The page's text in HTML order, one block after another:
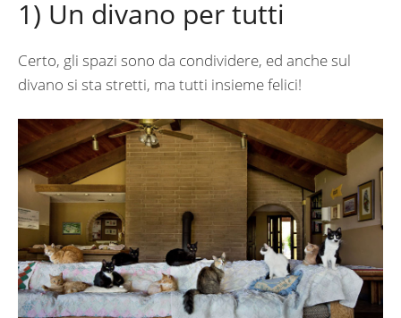
1) Un divano per tutti
Certo, gli spazi sono da condividere, ed anche sul
divano si sta stretti, ma tutti insieme felici!